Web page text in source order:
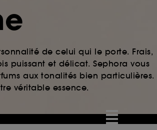
de celui qui le porte. Frais,
puissant et délicat. Sephora vous
aux tonalités bien particulières.
véritable essence.